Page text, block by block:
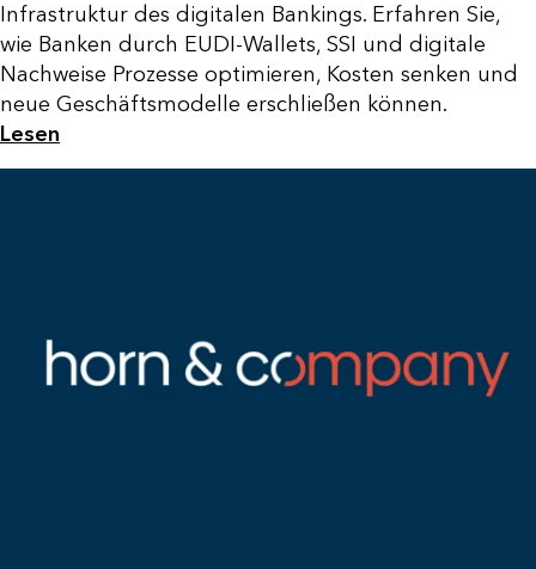
Infrastruktur des digitalen Bankings. Erfahren Sie,
wie Banken durch EUDI-Wallets, SSI und digitale
Nachweise Prozesse optimieren, Kosten senken und
neue Geschäftsmodelle erschließen können.
Lesen